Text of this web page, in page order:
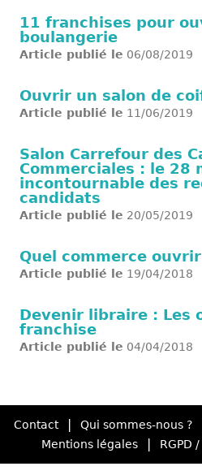
11 franchises pour
boulangerie
Article publié le 06/08/2019
Ouvrir un salon de
Article publié le 11/06/2019
Salon Carrefour des
Commerciales : le 28
incontournable des
candidats
Article publié le 20/05/2019
Quel commerce
Article publié le 19/04/2018
Devenir libraire : Les
franchise
Article publié le 04/04/2018
Contact Qui sommes-nous ?
Mentions légales RGPD /